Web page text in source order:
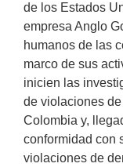
de los Estados
empresa Anglo
humanos de las
marco de sus
inicien las
de violaciones
Colombia y,
conformidad con
violaciones de